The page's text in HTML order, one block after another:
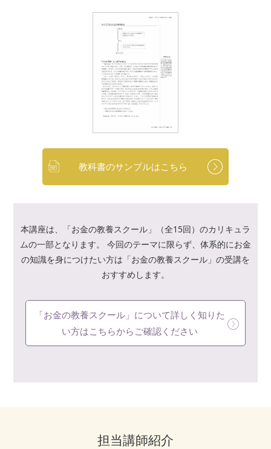
教科書のサンプルはこちら
本講座は、「お金の教養スクール」（全15回）のカリキュラ
ムの一部となります。
今回のテーマに限らず、体系的にお金
の知識を身につけたい方は「お金の教養スクール」の受講を
おすすめします。
「お金の教養スクール」について詳しく知りた
い方はこちらからご確認ください
担当講師紹介